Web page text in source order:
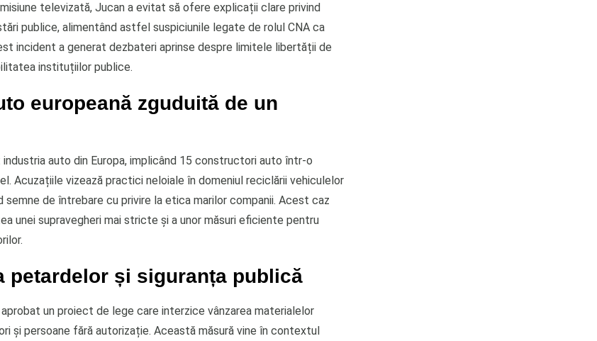
televizată, Jucan a evitat să ofere explicații clare privind
publice, alimentând astfel suspiciunile legate de rolul CNA ca
incident a generat dezbateri aprinse despre limitele libertății de
instituțiilor publice.
europeană zguduită de un
industria auto din Europa, implicând 15 constructori auto într-o
Acuzațiile vizează practici neloiale în domeniul reciclării vehiculelor
semne de întrebare cu privire la etica marilor companii. Acest caz
unei supravegheri mai stricte și a unor măsuri eficiente pentru
petardelor și siguranța publică
un proiect de lege care interzice vânzarea materialelor
și persoane fără autorizație. Această măsură vine în contextul